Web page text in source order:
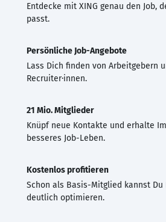
Entdecke mit XING genau den Job,
passt.
Persönliche Job-Angebote
Lass Dich finden von Arbeitgebern
Recruiter·innen.
21 Mio. Mitglieder
Knüpf neue Kontakte und erhalte
besseres Job-Leben.
Kostenlos profitieren
Schon als Basis-Mitglied kannst Du
deutlich optimieren.